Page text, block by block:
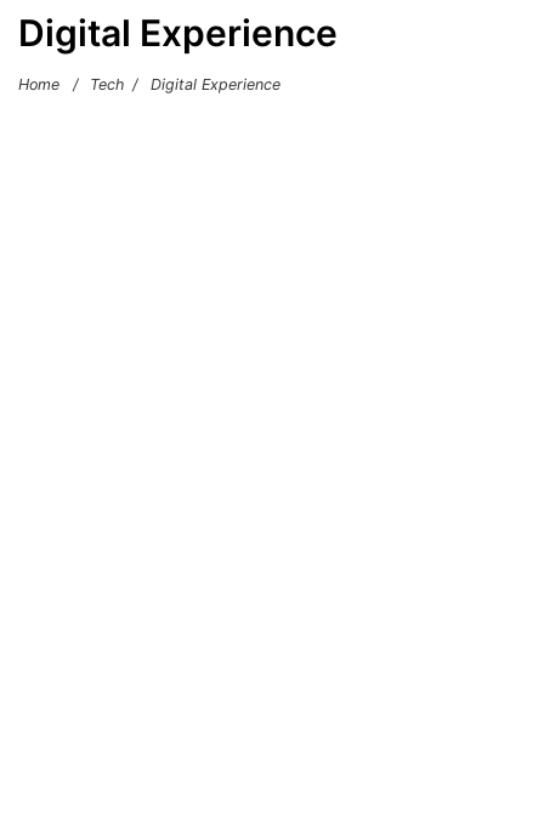
Digital Experience
Home / Tech / Digital Experience